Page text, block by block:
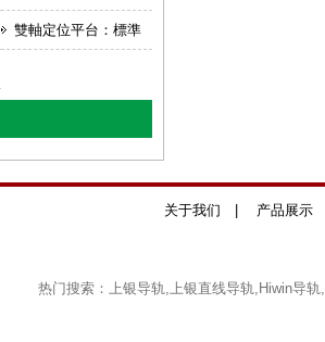
雙軸定位平台：標準
关于我们 产品展示
热门搜索：上银导轨,上银直线导轨,Hiwin导